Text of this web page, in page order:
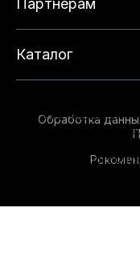
Партнерам
Каталог
Обработка
опыта на нашем
данный сайт, вы
технологий. Для